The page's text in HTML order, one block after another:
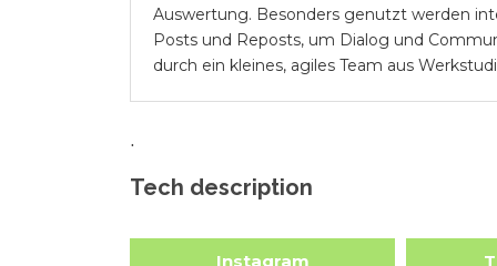
Auswertung. Besonders genutzt werden
Posts und Reposts, um Dialog und
durch ein kleines, agiles Team aus
.
Tech description
Instagram